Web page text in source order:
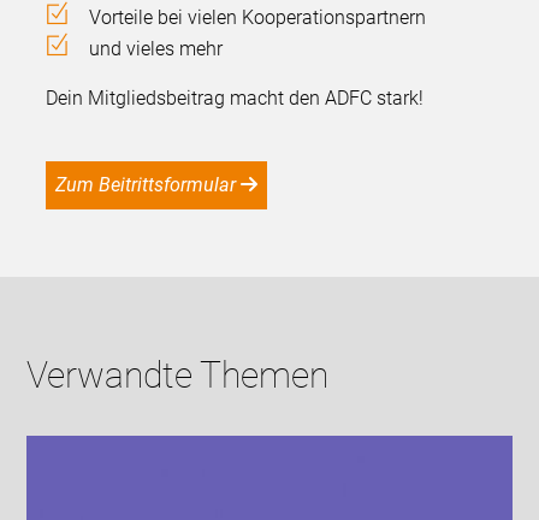
Vorteile bei vielen Kooperationspartnern
und vieles mehr
Dein Mitgliedsbeitrag macht den ADFC stark!
Zum Beitrittsformular
Verwandte Themen